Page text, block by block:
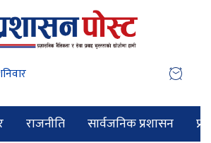
राजनीति सार्वजनिक प्रशासन